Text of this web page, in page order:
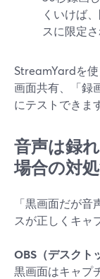
くいけば
スに限定
StreamYardを使
画面共有、「録
にテストできま
音声は録
場合の対
「黒画面だが
スが正しくキャ
OBS（デスクト
黒画面はキャプ